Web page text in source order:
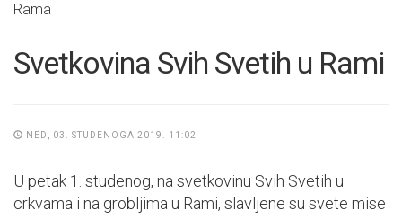
Rama
Svetkovina Svih Svetih u Rami
NED, 03. STUDENOGA 2019. 11:02
U petak 1. studenog, na svetkovinu Svih Svetih u
crkvama i na grobljima u Rami, slavljene su svete mise